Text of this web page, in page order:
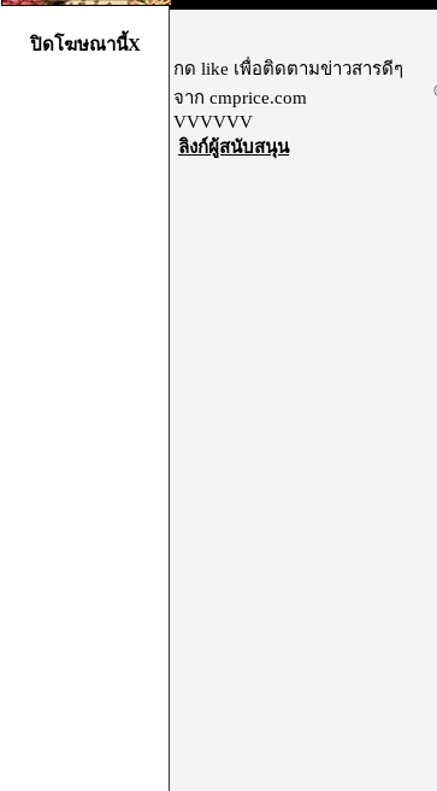
กด like เพื่อติดตามข่าวสารดีๆ
จาก cmprice.com
VVVVVV
ลิงก์ผู้สนับสนุน
ปิดโฆษณานี้X